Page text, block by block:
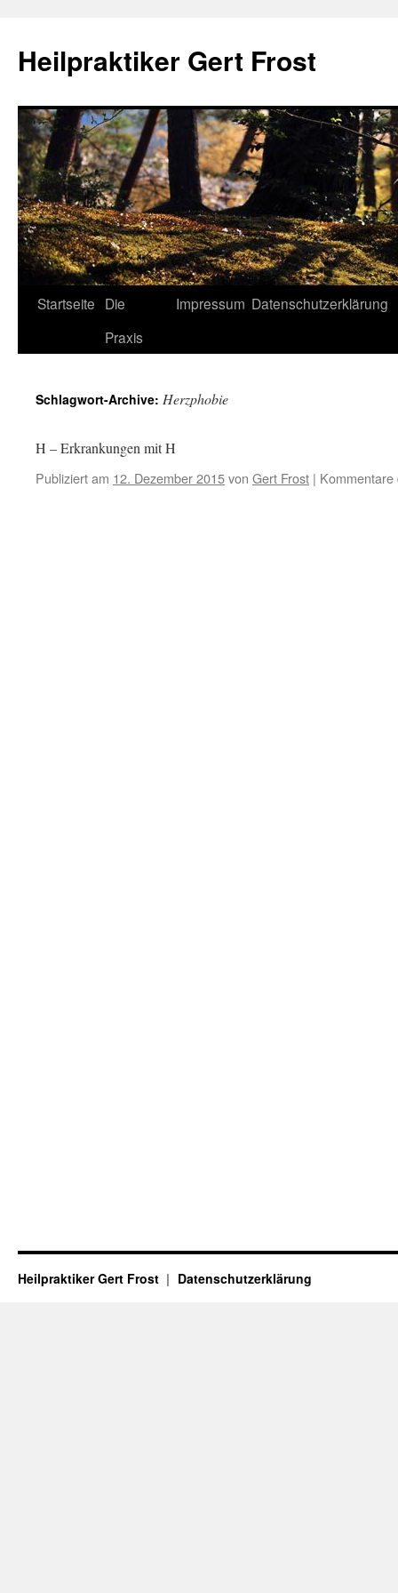
Heilpraktiker Gert Frost
Zum
Startseite Die
Praxis
Impressum Datenschutzerklärung
Schlagwort-Archive: Herzphobie
H – Erkrankungen mit H
Publiziert am 12. Dezember 2015von Gert Frost | Kommentare
Heilpraktiker Gert Frost Datenschutzerklärung